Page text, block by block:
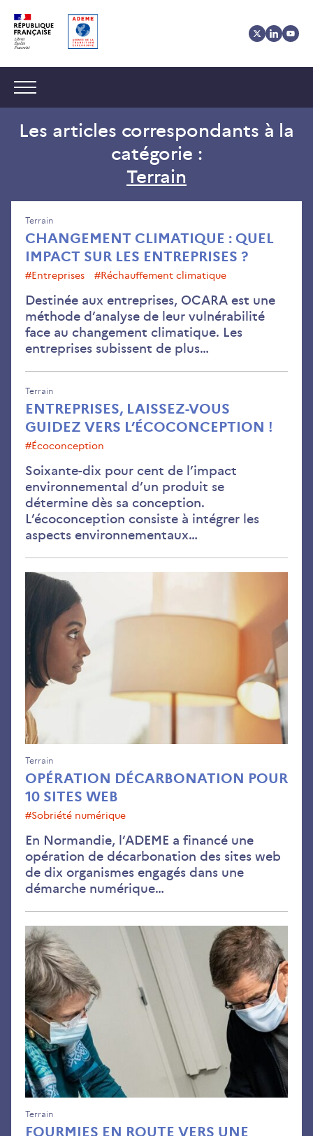
au
contenu
au
menu
des
cookies
Navigation :
Les articles correspondants à la
catégorie :
Terrain
CHANGEMENT CLIMATIQUE : QUEL
IMPACT SUR LES ENTREPRISES ?
Terrain
#entreprises #réchauffement climatique
Destinée aux entreprises, OCARA est une
méthode d’analyse de leur vulnérabilité
face au changement climatique. Les
entreprises subissent de plus…
ENTREPRISES, LAISSEZ-VOUS
GUIDEZ VERS L’ÉCOCONCEPTION !
Terrain
#écoconception
Soixante-dix pour cent de l’impact
environnemental d’un produit se
détermine dès sa conception.
L’écoconception consiste à intégrer les
aspects environnementaux…
OPÉRATION DÉCARBONATION POUR
10 SITES WEB
Terrain
#sobriété numérique
En Normandie, l’ADEME a financé une
opération de décarbonation des sites web
de dix organismes engagés dans une
démarche numérique…
10
FOURMIES EN ROUTE VERS UNE
Terrain
une